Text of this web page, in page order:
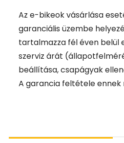
Az e-bikeok vásárlása
garanciális üzembe
tartalmazza fél éven belül
szerviz árát
beállítása, csapágyak
A garancia feltétele ennek